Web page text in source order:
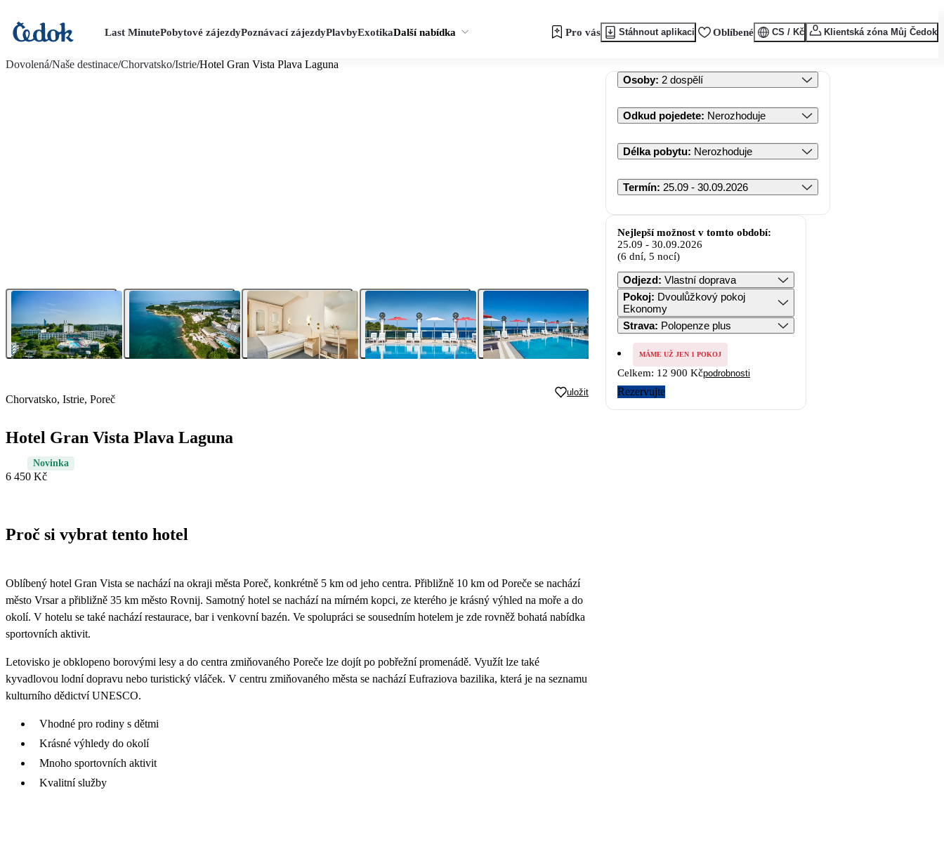
Last MinutePobytové zájezdyPoznávací zájezdyPlavbyExotikaDalší nabídka Pro vás Stáhnout aplikaci Oblíbené CS / Kč Klientská zóna Můj Čedok
Dovolená/Naše destinace/Chorvatsko/Istrie/Hotel Gran Vista Plava Laguna
Chorvatsko, Istrie, Poreč
uložit
Hotel Gran Vista Plava Laguna
Novinka
6 450 Kč
Proč si vybrat tento hotel
Oblíbený hotel Gran Vista se nachází na okraji města Poreč, konkrétně 5 km od jeho centra. Přibližně 10 km od Poreče se nachází
město Vrsar a přibližně 35 km město Rovnij. Samotný hotel se nachází na mírném kopci, ze kterého je krásný výhled na moře a do
okolí. V hotelu se také nachází restaurace, bar i venkovní bazén. Ve spolupráci se sousedním hotelem je zde rovněž bohatá nabídka
sportovních aktivit.
Letovisko je obklopeno borovými lesy a do centra zmiňovaného Poreče lze dojít po pobřežní promenádě. Využít lze také
kyvadlovou lodní dopravu nebo turistický vláček. V centru zmiňovaného města se nachází Eufraziova bazilika, která je na seznamu
kulturního dědictví UNESCO.
Vhodné pro rodiny s dětmi
Krásné výhledy do okolí
Mnoho sportovních aktivit
Kvalitní služby
Osoby: 2 dospělí
Odkud pojedete: Nerozhoduje
Délka pobytu: Nerozhoduje
Termín: 25.09 - 30.09.2026
Nejlepší možnost v tomto období:
25.09 - 30.09.2026
(6 dní, 5 nocí)
Odjezd: Vlastní doprava
Pokoj: Dvoulůžkový pokoj
Ekonomy
Strava: Polopenze plus
MÁME UŽ JEN 1 POKOJ
Celkem: 12 900 Kčpodrobnosti
Rezervujte